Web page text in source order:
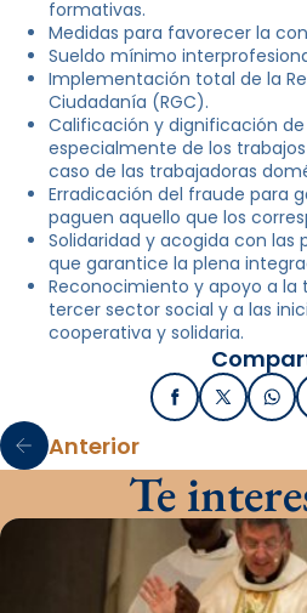
formativas.
Medidas para favorecer la
Sueldo mínimo
Implementación total de la
Ciudadanía (RGC).
Calificación y dignificación
especialmente de los
caso de las trabajadoras
Erradicación del fraude para
paguen aquello que los
Solidaridad y acogida con las
que garantice la plena
Reconocimiento y apoyo a la
tercer sector social y a las
cooperativa y solidaria.
Facebook
X /
Anterior
Te